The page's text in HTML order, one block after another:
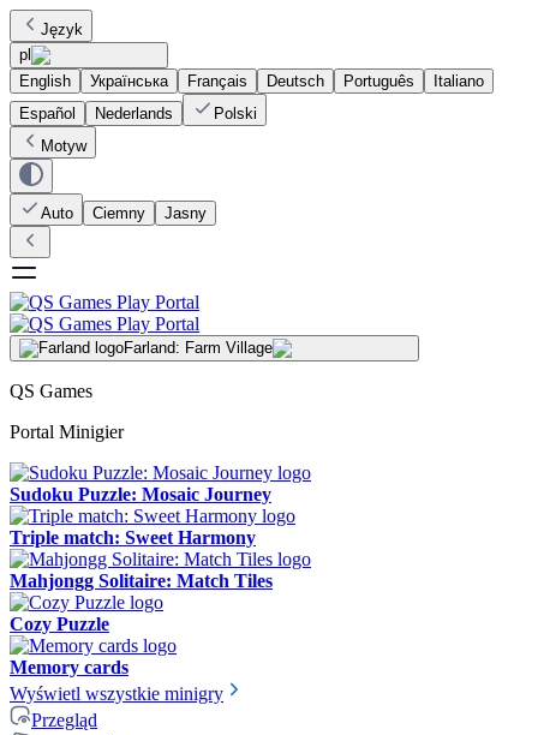
Język
pl
English
Українська Français Deutsch Português
Italiano
Español
Nederlands
Polski
Motyw
Auto Ciemny Jasny
Farland: Farm Village
QS Games
Portal Minigier
Sudoku Puzzle: Mosaic Journey
Triple match: Sweet Harmony
Mahjongg Solitaire: Match Tiles
Cozy Puzzle
Memory cards
Wyświetl wszystkie minigry
Przegląd